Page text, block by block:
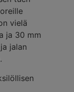
vielä
ja 30 mm
jalan